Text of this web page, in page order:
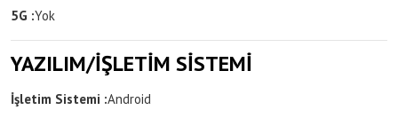
5G :Yok
YAZILIM/İŞLETİM SİSTEMİ
İşletim Sistemi :Android